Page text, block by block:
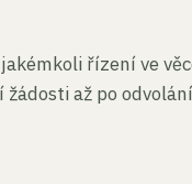
řízení ve
až po